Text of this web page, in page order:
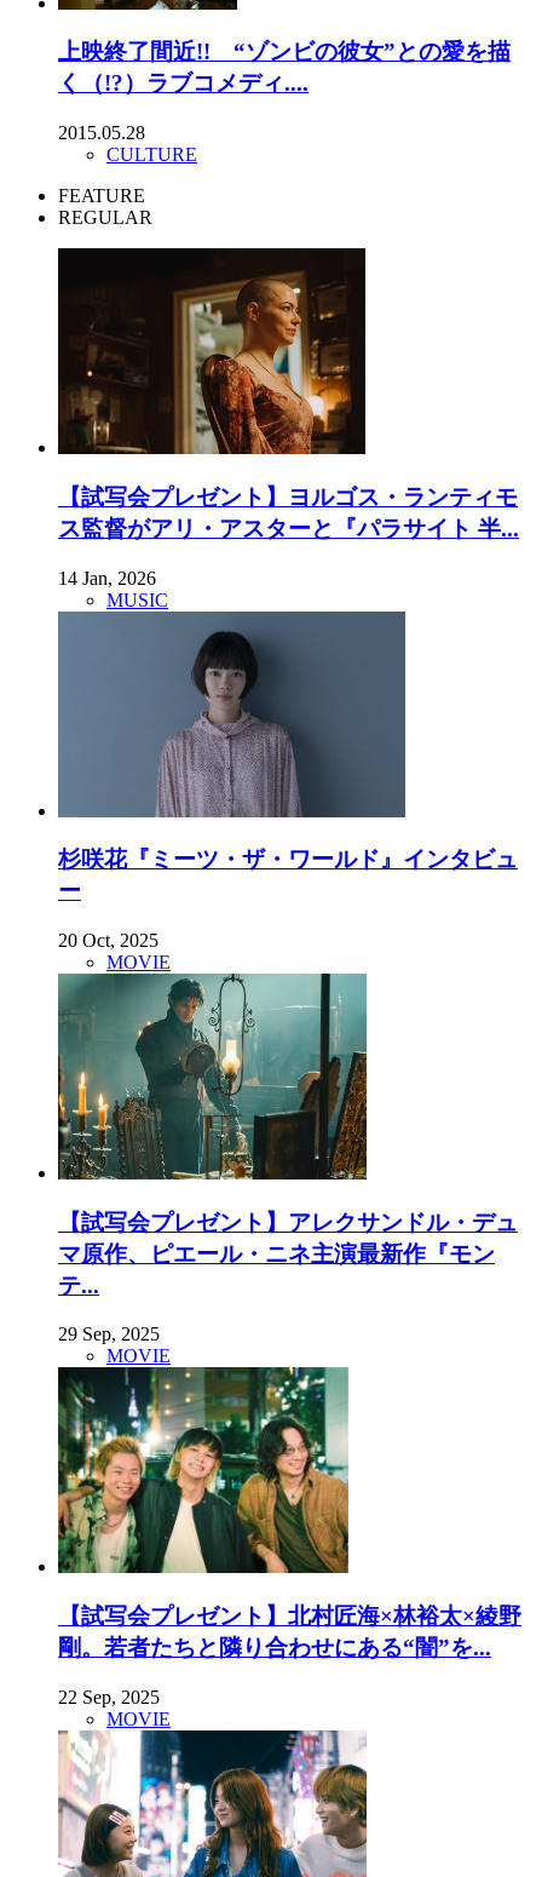
上映終了間近!! “ゾンビの彼女”との愛を描
く（!?）ラブコメディ....
2015.05.28
CULTURE
FEATURE
REGULAR
【試写会プレゼント】ヨルゴス・ランティモ
ス監督がアリ・アスターと『パラサイト 半...
14 Jan, 2026
MUSIC
杉咲花『ミーツ・ザ・ワールド』インタビュ
ー
20 Oct, 2025
MOVIE
【試写会プレゼント】アレクサンドル・デュ
マ原作、ピエール・ニネ主演最新作『モン
テ...
29 Sep, 2025
MOVIE
【試写会プレゼント】北村匠海×林裕太×綾野
剛。若者たちと隣り合わせにある“闇”を...
22 Sep, 2025
MOVIE